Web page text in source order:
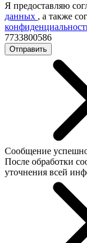
Я предоставляю
данных , а также
7733800586
Отправить
Сообщение
После обработки
уточнения всей